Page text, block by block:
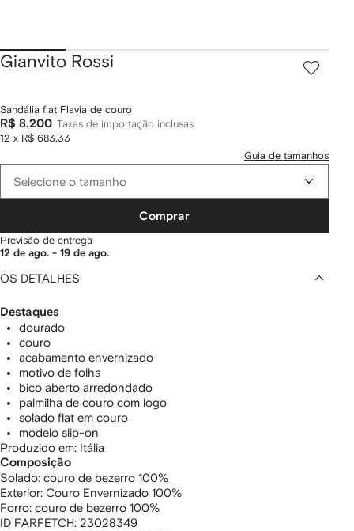
Gianvito Rossi
Sandália flat Flavia de couro
R$ 8.200
12 x R$ 683,33
Taxas de importação inclusas
Guia de tamanhos
Selecione o tamanho
Comprar
Previsão de entrega
12 de ago. - 19 de ago.
OS DETALHES
Destaques
dourado
couro
acabamento envernizado
motivo de folha
bico aberto arredondado
palmilha de couro com logo
solado flat em couro
modelo slip-on
Produzido em: Itália
Composição
Solado: couro de bezerro 100%
Exterior: Couro Envernizado 100%
Forro: couro de bezerro 100%
ID FARFETCH: 23028349